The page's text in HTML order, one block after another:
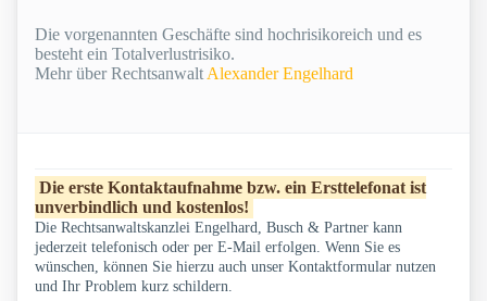
Die vorgenannten Geschäfte sind hochrisikoreich und es
besteht ein Totalverlustrisiko.
Mehr über Rechtsanwalt Alexander Engelhard
Die erste Kontaktaufnahme bzw. ein Ersttelefonat ist
unverbindlich und kostenlos!
Die Rechtsanwaltskanzlei Engelhard, Busch & Partner kann
jederzeit telefonisch oder per E-Mail erfolgen. Wenn Sie es
wünschen, können Sie hierzu auch unser Kontaktformular nutzen
und Ihr Problem kurz schildern.